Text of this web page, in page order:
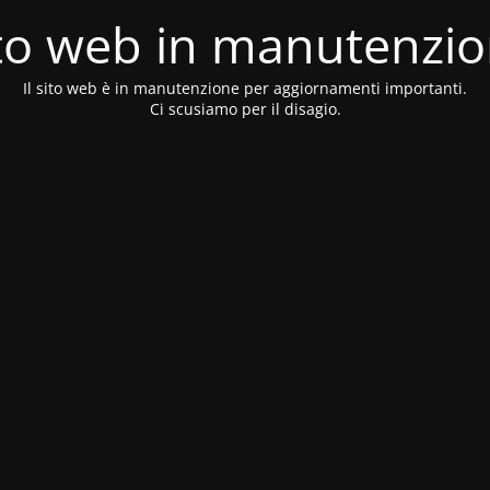
web in
Il sito web è in manutenzione per aggiornamenti importanti.
Ci scusiamo per il disagio.